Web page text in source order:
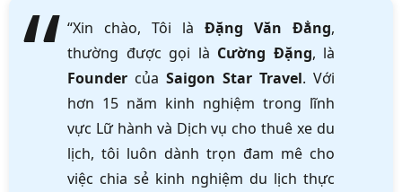
“Xin chào, Tôi là Đặng Văn Đẳng,
thường được gọi là Cường Đặng, là
Founder của Saigon Star Travel. Với
hơn 15 năm kinh nghiệm trong lĩnh
vực Lữ hành và Dịch vụ cho thuê xe du
lịch, tôi luôn dành trọn đam mê cho
việc chia sẻ kinh nghiệm du lịch thực